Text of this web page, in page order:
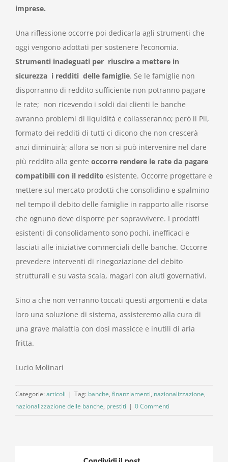
imprese.
Una riflessione occorre poi dedicarla agli strumenti che
oggi vengono adottati per sostenere l’economia.
Strumenti inadeguati per riuscire a mettere in
sicurezza i redditi delle famiglie. Se le famiglie non
disporranno di reddito sufficiente non potranno pagare
le rate; non ricevendo i soldi dai clienti le banche
avranno problemi di liquidità e collasseranno; però il Pil,
formato dei redditi di tutti ci dicono che non crescerà
anzi diminuirà; allora se non si può intervenire nel dare
più reddito alla gente occorre rendere le rate da pagare
compatibili con il reddito esistente. Occorre progettare e
mettere sul mercato prodotti che consolidino e spalmino
nel tempo il debito delle famiglie in rapporto alle risorse
che ognuno deve disporre per sopravvivere. I prodotti
esistenti di consolidamento sono pochi, inefficaci e
lasciati alle iniziative commerciali delle banche. Occorre
prevedere interventi di rinegoziazione del debito
strutturali e su vasta scala, magari con aiuti governativi.
Sino a che non verranno toccati questi argomenti e data
loro una soluzione di sistema, assisteremo alla cura di
una grave malattia con dosi massicce e inutili di aria
fritta.
Lucio Molinari
Categorie: articoli | Tag: banche, finanziamenti, nazionalizzazione,
nazionalizzazione delle banche, prestiti | 0 Commenti